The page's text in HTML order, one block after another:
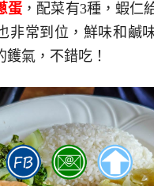
蛋，配菜有3種，蝦仁
非常到位，鮮味和鹹
氣，不錯吃！